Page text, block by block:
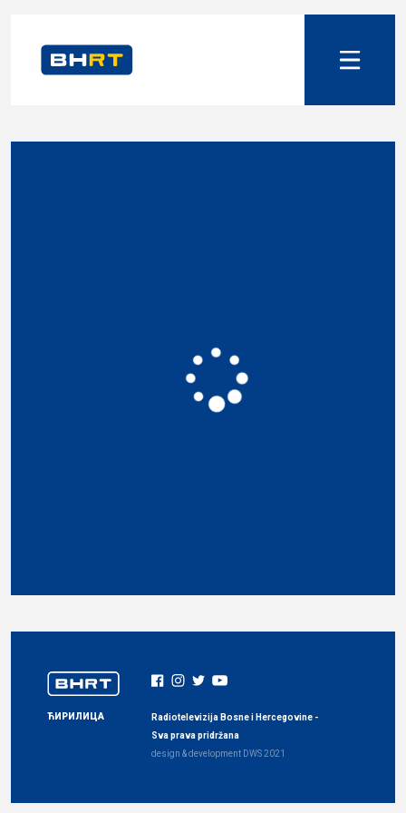
ЋИРИЛИЦА
Radiotelevizija Bosne i Hercegovine -
Sva prava pridržana
design & development DWS2021